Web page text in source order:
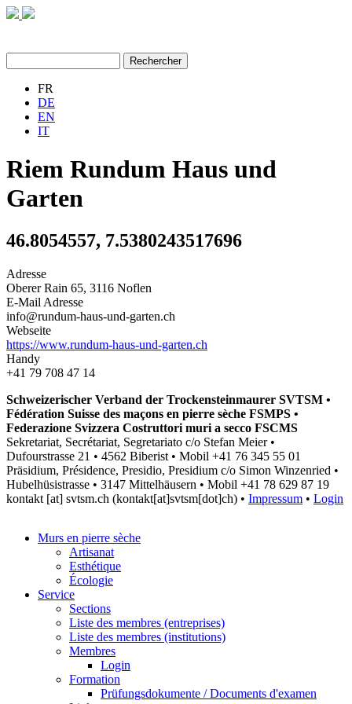
Rechercher
FR
DE
EN
IT
Riem Rundum Haus und
Garten
46.8054557, 7.5380243517696
Adresse
Oberer Rain 65, 3116 Noflen
E-Mail Adresse
info@rundum-haus-und-garten.ch
Webseite
https://www.rundum-haus-und-garten.ch
Handy
+41 79 708 47 14
Schweizerischer Verband der Trockensteinmaurer SVTSM •
Fédération Suisse des maçons en pierre sèche FSMPS •
Federazione Svizzera Costruttori muri a secco FSCMS
Sekretariat, Secrétariat, Segretariato c/o Stefan Meier •
Dufourstrasse 21 • 4562 Biberist • Mobil +41 76 345 55 01
Präsidium, Présidence, Presidio, Presidium c/o Simon Winzenried •
Hubelhüsistrasse • 3147 Mittelhäusern • Mobil +41 78 629 87 19
kontakt [at] svtsm.ch (kontakt[at]svtsm[dot]ch) • Impressum • Login
Murs en pierre sèche
Artisanat
Esthétique
Écologie
Service
Sections
Liste des membres (entreprises)
Liste des membres (institutions)
Membres
Login
Formation
Prüfungsdokumente / Documents d'examen